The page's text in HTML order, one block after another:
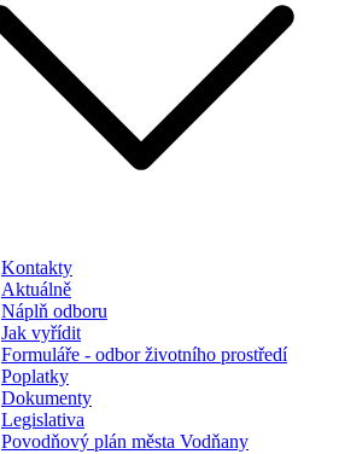
Kontakty
Aktuálně
Náplň odboru
Jak vyřídit
Formuláře - odbor životního prostředí
Poplatky
Dokumenty
Legislativa
Povodňový plán města Vodňany